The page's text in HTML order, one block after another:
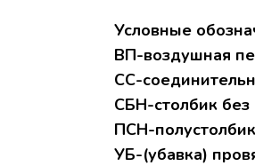
Условные
ВП-воздушная
СС-
СБН-столбик без
ПСН-
УБ-(убавка)